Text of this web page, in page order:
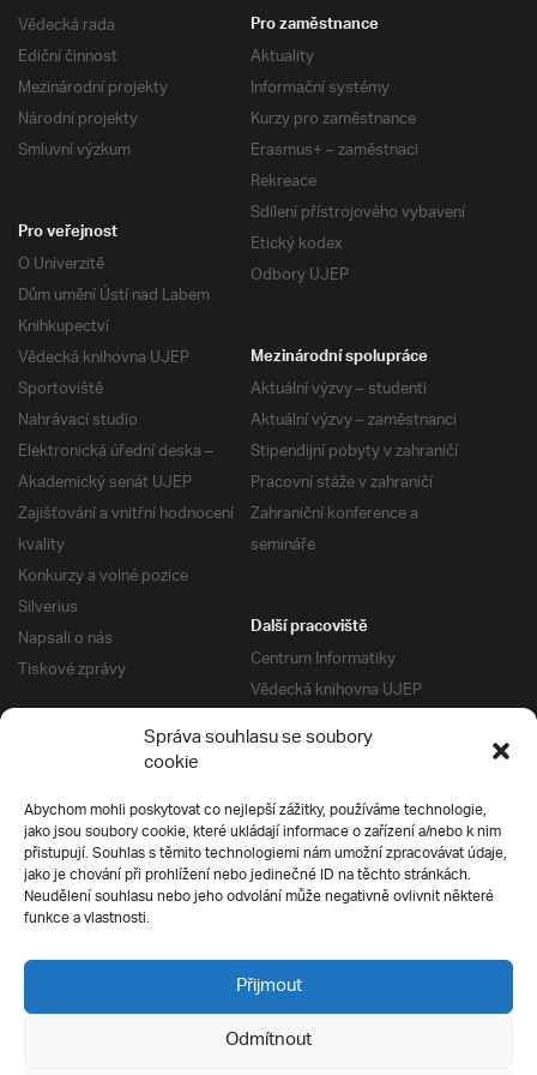
Správa souhlasu se soubory
cookie
Abychom mohli poskytovat co nejlepší zážitky, používáme technologie,
jako jsou soubory cookie, které ukládají informace o zařízení a/nebo k nim
přistupují. Souhlas s těmito technologiemi nám umožní zpracovávat údaje,
jako je chování při prohlížení nebo jedinečné ID na těchto stránkách.
Neudělení souhlasu nebo jeho odvolání může negativně ovlivnit některé
funkce a vlastnosti.
Přijmout
Odmítnout
Vědecká rada
Ediční činnost
Mezinárodní projekty
Národní projekty
Smluvní výzkum
Pro zaměstnance
Aktuality
Informační systémy
Kurzy pro zaměstnance
Erasmus+ – zaměstnaci
Rekreace
Sdílení přístrojového vybavení
Etický kodex
Odbory UJEP
Pro veřejnost
O Univerzitě
Dům umění Ústí nad Labem
Knihkupectví
Vědecká knihovna UJEP
Sportoviště
Nahrávací studio
Elektronická úřední deska –
Akademický senát UJEP
Zajišťování a vnitřní hodnocení
kvality
Konkurzy a volné pozice
Silverius
Napsali o nás
Tiskové zprávy
Mezinárodní spolupráce
Aktuální výzvy – studenti
Aktuální výzvy – zaměstnanci
Stipendijní pobyty v zahraničí
Pracovní stáže v zahraničí
Zahraniční konference a
semináře
Další pracoviště
Centrum Informatiky
Vědecká knihovna UJEP
Správa kolejí a menz
Univerzitní centrum podpory
Silverius
Pro uchazeče
Přijímací řízení
E-prihlaska
Přípravné kurzy
Ochrana soukromí